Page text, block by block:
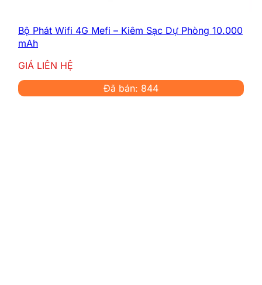
Bộ Phát Wifi 4G Mefi – Kiêm Sạc Dự Phòng 10.000
mAh
GIÁ LIÊN HỆ
Đã bán: 844